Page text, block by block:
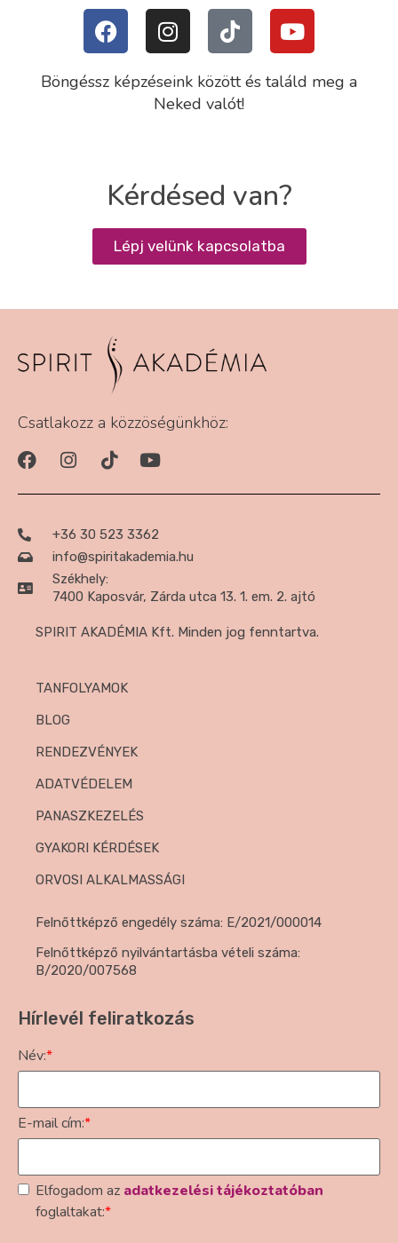
Böngéssz képzéseink között és találd meg a
Neked valót!
Kérdésed van?
Lépj velünk kapcsolatba
Csatlakozz a közzöségünkhöz:
+36 30 523 3362
info@spiritakademia.hu
Székhely:
7400 Kaposvár, Zárda utca 13. 1. em. 2. ajtó
SPIRIT AKADÉMIA Kft. Minden jog fenntartva.
TANFOLYAMOK
BLOG
RENDEZVÉNYEK
ADATVÉDELEM
PANASZKEZELÉS
GYAKORI KÉRDÉSEK
ORVOSI ALKALMASSÁGI
Felnőttképző engedély száma: E/2021/000014
Felnőttképző nyilvántartásba vételi száma:
B/2020/007568
Hírlevél feliratkozás
Név:*
E-mail cím:*
Elfogadom az adatkezelési tájékoztatóban
foglaltakat:*